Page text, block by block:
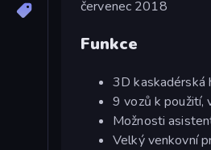
červenec 2018
Funkce
3D kaskadérská
9 vozů k použití,
Možnosti
Velký venkovní